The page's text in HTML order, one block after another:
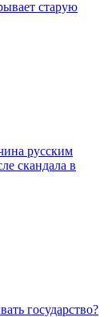
старую
русским
скандала в
государство?